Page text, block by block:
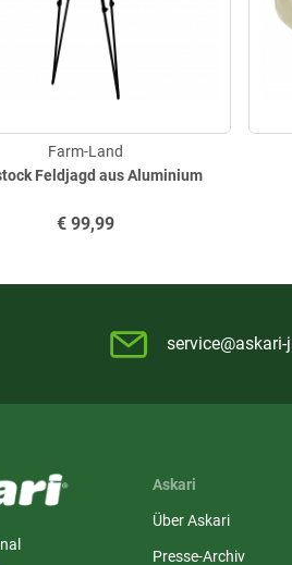
Feldjagd aus Aluminium
Farm-Land
€99,99
Askari
Über Askari
Presse-Archiv